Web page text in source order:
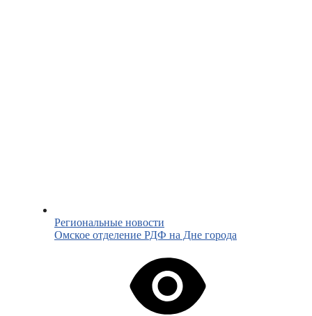
Региональные новости
Омское отделение РДФ на Дне города